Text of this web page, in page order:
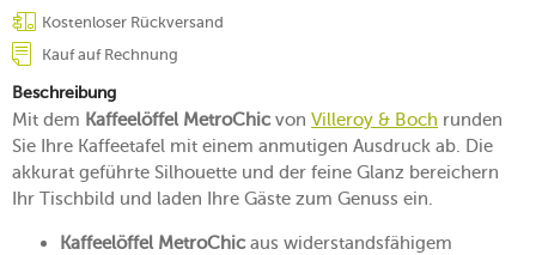
Kostenloser Rückversand
Kauf auf Rechnung
Beschreibung
Mit dem Kaffeelöffel MetroChicvon Villeroy & Boch runden
Sie Ihre Kaffeetafel mit einem anmutigen Ausdruck ab. Die
akkurat geführte Silhouette und der feine Glanz bereichern
Ihr Tischbild und laden Ihre Gäste zum Genuss ein.
Kaffeelöffel MetroChicaus widerstandsfähigem